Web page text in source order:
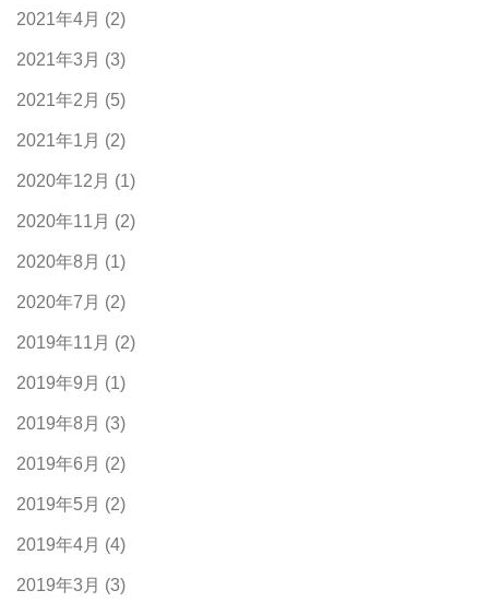
2021年4月 (2)
2021年3月 (3)
2021年2月 (5)
2021年1月 (2)
2020年12月 (1)
2020年11月 (2)
2020年8月 (1)
2020年7月 (2)
2019年11月 (2)
2019年9月 (1)
2019年8月 (3)
2019年6月 (2)
2019年5月 (2)
2019年4月 (4)
2019年3月 (3)